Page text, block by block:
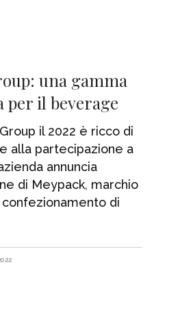
una gamma
per il beverage
il 2022 è ricco di
alla partecipazione a
annuncia
di Meypack, marchio
di